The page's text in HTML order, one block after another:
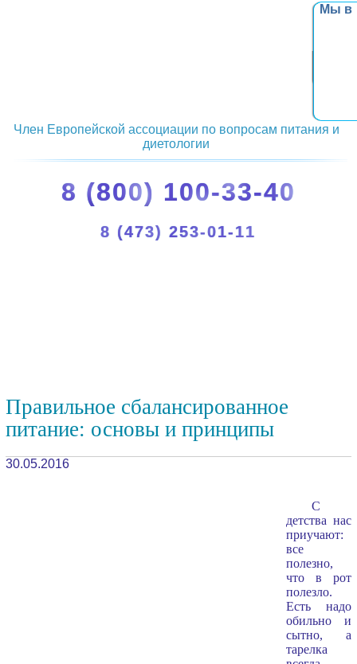
Мы в
Член Европейской ассоциации по вопросам питания и
диетологии
8 (800) 100-33-40
8 (473) 253-01-11
Правильное сбалансированное
питание: основы и принципы
30.05.2016
С
детства нас
приучают:
все
полезно,
что в рот
полезло.
Есть надо
обильно и
сытно, а
тарелка